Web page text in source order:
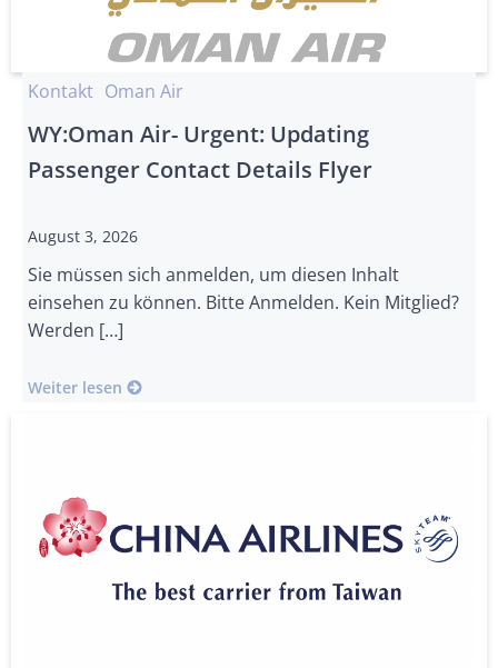
Kontakt Oman Air
WY:Oman Air- Urgent: Updating
Passenger Contact Details Flyer
August 3, 2026
Sie müssen sich anmelden, um diesen Inhalt
einsehen zu können. Bitte Anmelden. Kein Mitglied?
Werden […]
Weiter lesen